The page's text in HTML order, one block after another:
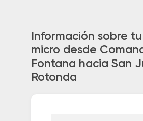
Información sobre
micro desde
Fontana hacia San
Rotonda